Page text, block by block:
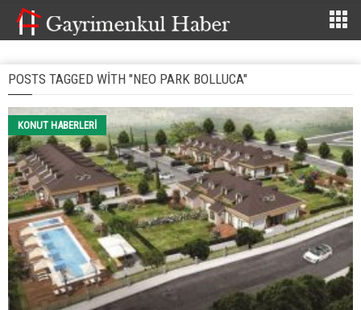
POSTS TAGGED WITH "NEO PARK BOLLUCA"
KONUT HABERLERI